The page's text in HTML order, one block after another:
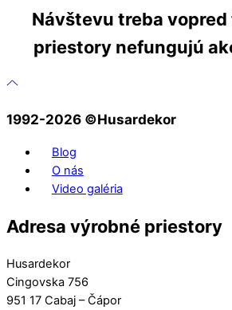
Návštevu treba
priestory nefungujú
1992-2026 ©️Husardekor
Blog
O nás
Video galéria
Adresa výrobné priestory
Husardekor
Cingovska 756
951 17 Cabaj – Čápor